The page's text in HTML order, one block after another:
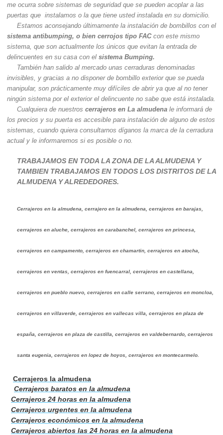
me ocurra sobre sistemas de seguridad que se pueden acoplar a las
puertas que instalamos o la que tiene usted instalada en su domicilio.
Estamos aconsejando últimamente la instalación de bombillos con el
sistema antibumping, o bien cerrojos tipo FACcon este mismo
sistema, que son actualmente los únicos que evitan la entrada de
delincuentes en su casa con el sistema Bumping.
También han salido al mercado unas cerraduras denominadas
invisibles, y gracias a no disponer de bombillo exterior que se pueda
manipular, son prácticamente muy difíciles de abrir ya que al no tener
ningún sistema por el exterior el delincuente no sabe que está instalada.
Cualquiera de nuestros cerrajeros en La almudena le informará de
los precios y su puerta es accesible para instalación de alguno de estos
sistemas, cuando quiera consultarnos díganos la marca de la cerradura
actual y le informaremos si es posible o no.
TRABAJAMOS EN TODA LA ZONA DE LA ALMUDENA Y
TAMBIEN TRABAJAMOS EN TODOS LOS DISTRITOS DE LA
ALMUDENA Y ALREDEDORES.
Cerrajeros en la almudena, cerrajero en la almudena, cerrajeros en barajas,
cerrajeros en aluche, cerrajeros en carabanchel, cerrajeros en princesa,
cerrajeros en campamento, cerrajeros en chamartin, cerrajeros en atocha,
cerrajeros en ventas, cerrajeros en fuencarral, cerrajeros en castellana,
cerrajeros en pueblo nuevo, cerrajeros en calle serrano, cerrajeros en moncloa,
cerrajeros en villaverde, cerrajeros en vallecas villa, cerrajeros en plaza de
españa, cerrajeros en plaza de castilla, cerrajeros en valdebernardo, cerrajeros
santa eugenia, cerrajeros en lopez de hoyos, cerrajeros en montecarmelo.
Cerrajeros la almudena
Cerrajeros baratos en la almudena
Cerrajeros 24 horas en la almudena
Cerrajeros urgentes en la almudena
Cerrajeros económicos en la almudena
Cerrajeros abiertos las 24 horas en la almudena